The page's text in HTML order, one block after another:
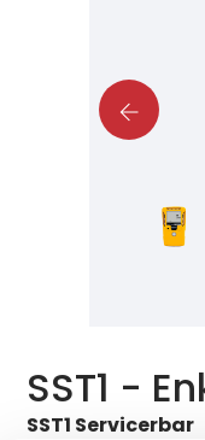
SST1 -
SST1 Servicerbar